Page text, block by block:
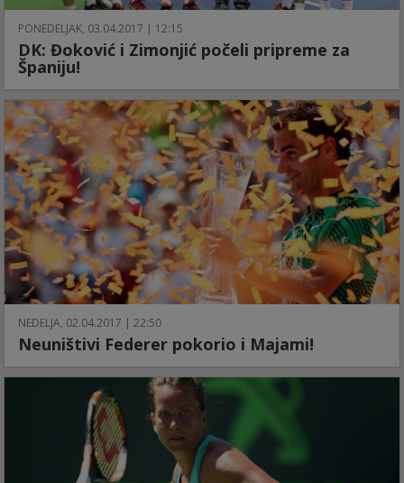
PONEDELJAK, 03.04.2017 | 12:15
DK: Đoković i Zimonjić počeli pripreme za
Španiju!
NEDELJA, 02.04.2017 | 22:50
Neuništivi Federer pokorio i Majami!